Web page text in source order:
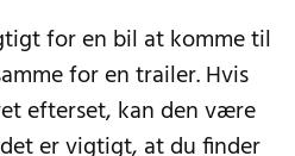
for en bil at komme til
for en trailer. Hvis
efterset, kan den være
er vigtigt, at du finder